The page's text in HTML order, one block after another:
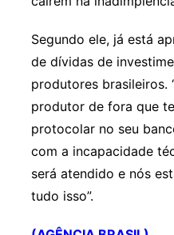
Segundo ele, já está
de dívidas de
produtores brasileiros.
produtor de fora que
protocolar no seu
com a incapacidade
será atendido e nós
tudo isso”.